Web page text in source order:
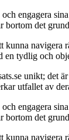
engagera
bortom det
navigera
tydlig och
unikt; det
utfallet av
engagera
bortom det
navigera